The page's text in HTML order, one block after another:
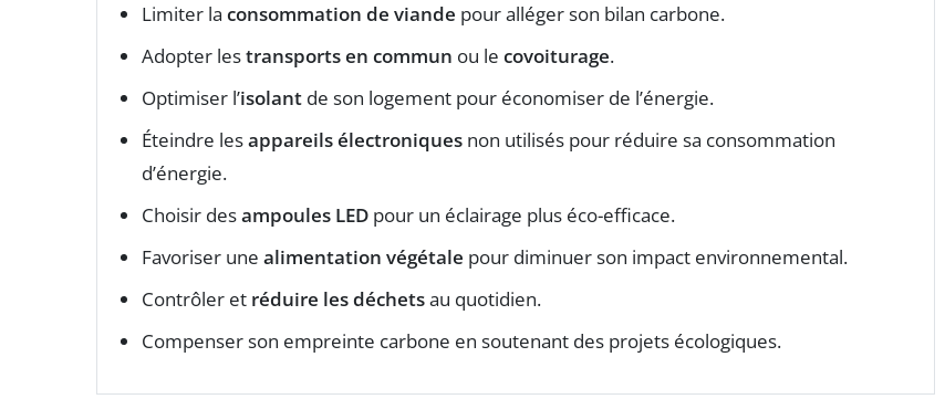
Limiter la consommation de viande pour alléger son bilan carbone.
Adopter lestransports en commun ou le covoiturage.
Optimiser l’isolant de son logement pour économiser de l’énergie.
Éteindre lesappareils électroniques non utilisés pour réduire sa consommation
d’énergie.
Choisir desampoules LED pour un éclairage plus éco-efficace.
Favoriser une alimentation végétale pour diminuer son impact environnemental.
Contrôler et réduire les déchetsau quotidien.
Compenser son empreinte carbone en soutenant des projets écologiques.